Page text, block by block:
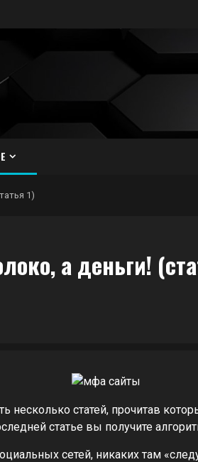
1)
а деньги!
статей, прочитав
статье вы получите
сетей, никаких там